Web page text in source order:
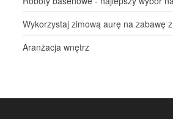
Wykorzystaj zimową aurę na zabawę
Aranżacja wnętrz